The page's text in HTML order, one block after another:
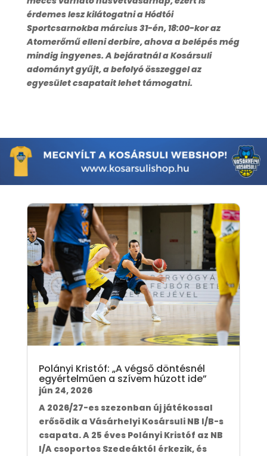
érdemes lesz kilátogatni a Hódtói
Sportcsarnokba március 31-én, 18:00-kor az
Atomerőmű elleni derbire, ahova a belépés még
mindig ingyenes. A bejáratnál a Kosársuli
adományt gyűjt, a befolyó összeggel az
egyesület csapatait lehet támogatni.
Polányi Kristóf: „A végső döntésnél
egyértelműen a szívem húzott ide”
jún 24, 2026
A 2026/27-es szezonban új játékossal
erősödik a Vásárhelyi Kosársuli NB I/B-s
csapata. A 25 éves Polányi Kristóf az NB
I/A csoportos Szedeáktól érkezik, és